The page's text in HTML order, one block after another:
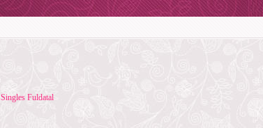
Singles Fuldatal